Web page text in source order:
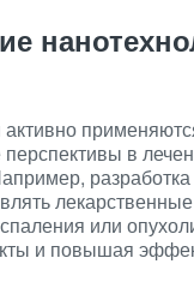
активно
в
или
и повышая